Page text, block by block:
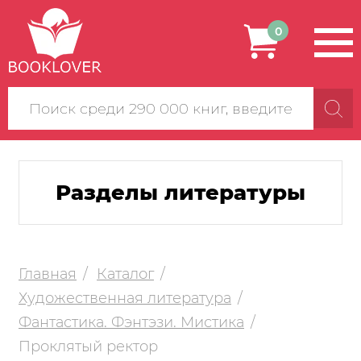
Поиск
по
сайту
0
Разделы литературы
Главная
Каталог
Художественная литература
Фантастика. Фэнтэзи. Мистика
Проклятый ректор